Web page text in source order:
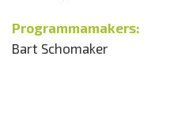
Programmamakers:
Bart Schomaker